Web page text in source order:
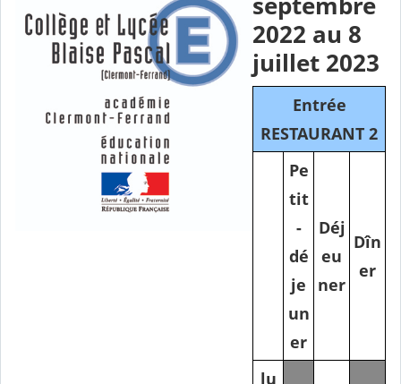
2022 au 8
juillet 2023
Entrée
RESTAURANT 2
Pe
tit
-
dé
je
un
er
Déj
eu
ner
Dîn
er
lu